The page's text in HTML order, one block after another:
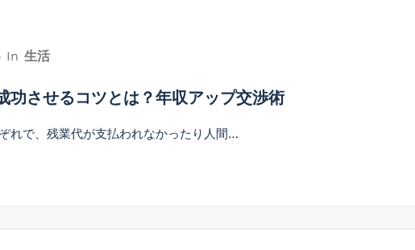
In 生活
功させるコツとは？年収アップ交渉術
れで、残業代が支払われなかったり人間…